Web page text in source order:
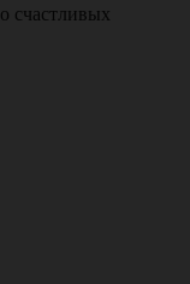
счастливых